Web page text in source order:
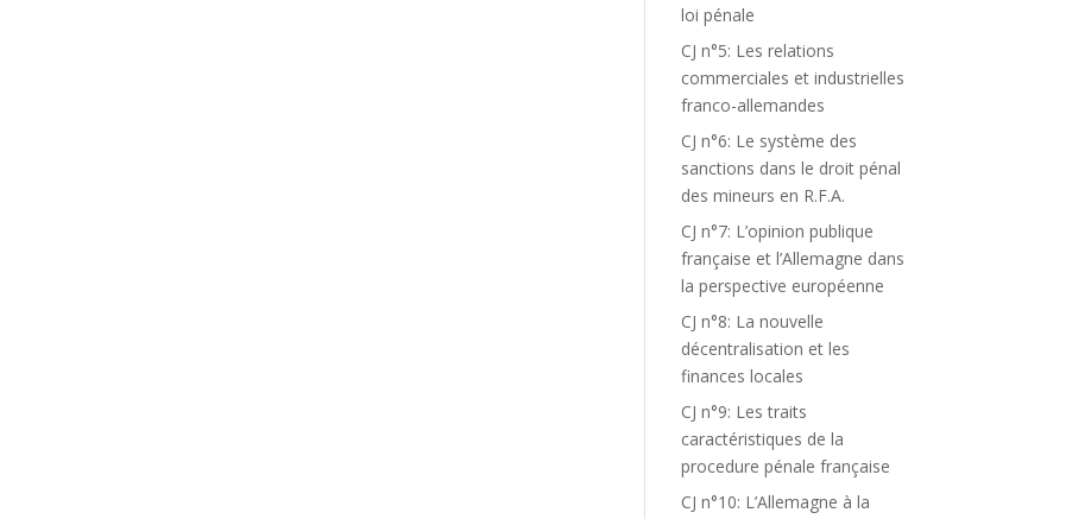
loi pénale
CJ n°5: Les relations
commerciales et industrielles
franco-allemandes
CJ n°6: Le système des
sanctions dans le droit pénal
des mineurs en R.F.A.
CJ n°7: L’opinion publique
française et l’Allemagne dans
la perspective européenne
CJ n°8: La nouvelle
décentralisation et les
finances locales
CJ n°9: Les traits
caractéristiques de la
procedure pénale française
CJ n°10: L’Allemagne à la